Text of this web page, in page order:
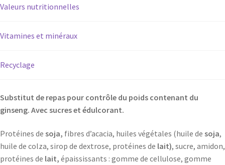
Valeurs nutritionnelles
Vitamines et minéraux
Recyclage
Substitut de repas pour contrôle du poids contenant du
ginseng. Avec sucres et édulcorant.
Protéines de soja, fibres d’acacia, huiles végétales (huile de soja,
huile de colza, sirop de dextrose, protéines de lait), sucre, amidon,
protéines de lait, épaississants : gomme de cellulose, gomme